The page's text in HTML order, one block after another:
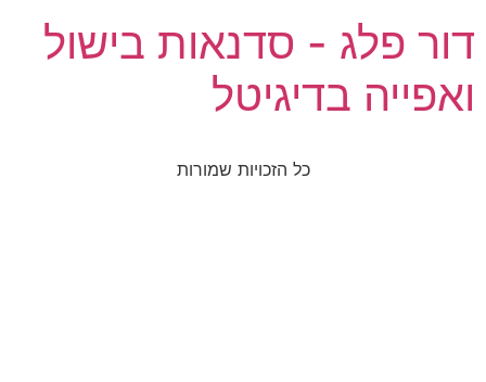
דור פלג - סדנאות בישול
ואפייה בדיגיטל
כל הזכויות שמורות